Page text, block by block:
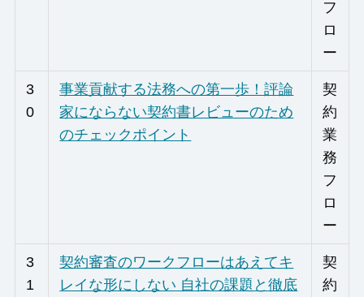
フ
ロ
ー
3
0
事業貢献する法務への第一歩！評論
家にならない契約書レビューのため
のチェックポイント
契
約
業
務
フ
ロ
ー
3
1
契約審査のワークフローはあえてキ
レイな形にしない 自社の課題と徹底
契
約